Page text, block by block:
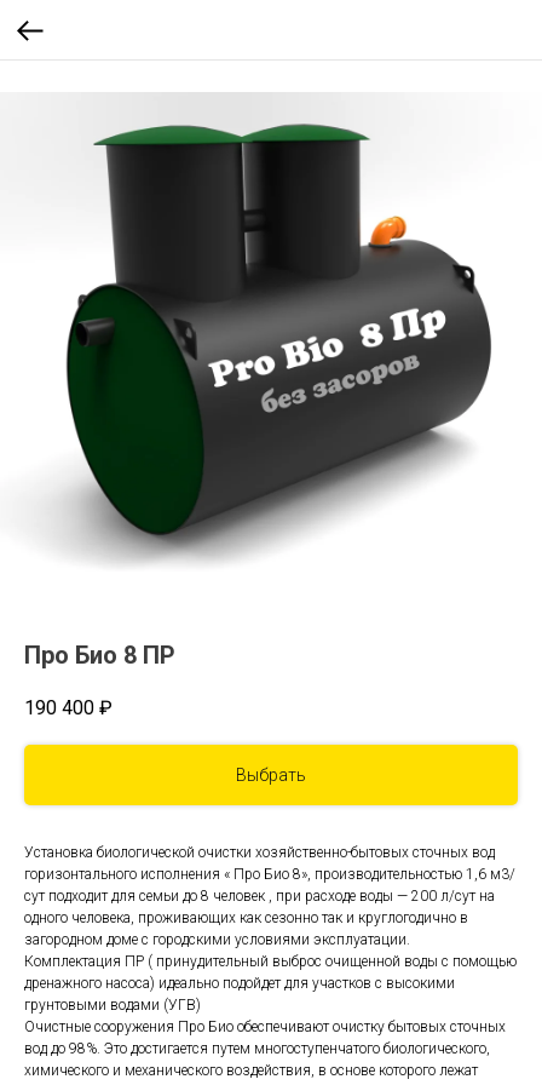
Про Био 8 ПР
190 400 ₽
Выбрать
Установка биологической очистки хозяйственно-бытовых сточных вод
горизонтального исполнения « Про Био 8», производительностью 1,6 м3/
сут подходит для семьи до 8 человек , при расходе воды — 200 л/сут на
одного человека, проживающих как сезонно так и круглогодично в
загородном доме с городскими условиями эксплуатации.
Комплектация ПР ( принудительный выброс очищенной воды с помощью
дренажного насоса) идеально подойдет для участков с высокими
грунтовыми водами (УГВ)
Очистные сооружения Про Био обеспечивают очистку бытовых сточных
вод до 98%. Это достигается путем многоступенчатого биологического,
химического и механического воздействия, в основе которого лежат